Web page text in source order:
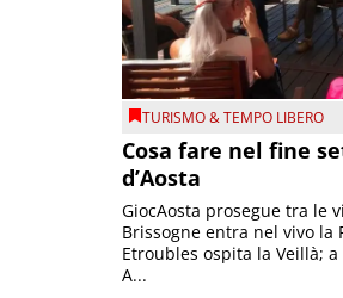
TURISMO & TEMPO LIBERO
Cosa fare nel fine
d’Aosta
GiocAosta prosegue tra le
Brissogne entra nel vivo la
Etroubles ospita la Veillà;
A...